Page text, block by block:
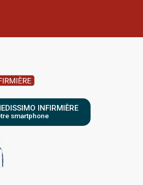
INFIRMIÈRE
smartphone